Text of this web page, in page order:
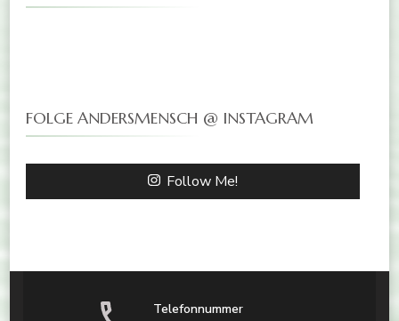
FOLGE ANDERSMENSCH @ INSTAGRAM
Follow Me!
Telefonnummer